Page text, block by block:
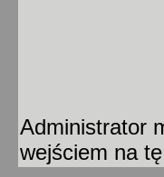
Administrator
wejściem na